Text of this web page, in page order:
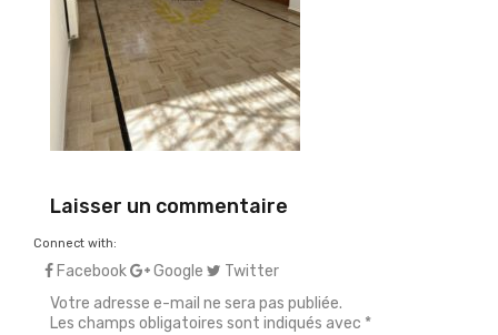
Laisser un commentaire
Connect with:
Facebook Google
Twitter
Votre adresse e-mail ne sera pas publiée.
Les champs obligatoires sont indiqués avec *